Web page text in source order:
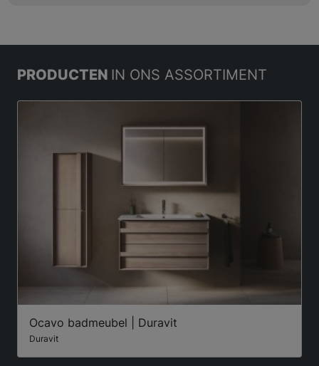
PRODUCTEN IN ONS ASSORTIMENT
Ocavo badmeubel | Duravit
Duravit